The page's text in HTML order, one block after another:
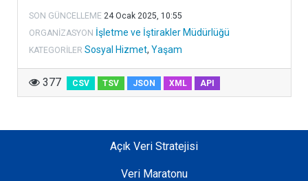
SON GÜNCELLEME 24 Ocak 2025, 10:55
ORGANIZASYON İşletme ve İştirakler Müdürlüğü
KATEGORILER Sosyal Hizmet, Yaşam
377 CSV TSV JSON XML API
Açık Veri Stratejisi
Veri Maratonu